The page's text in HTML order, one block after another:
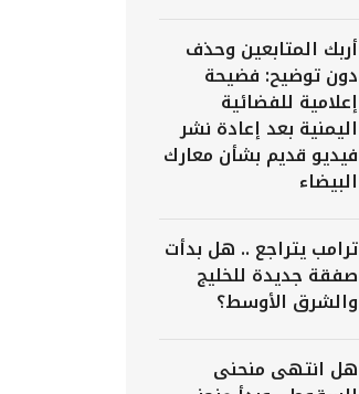
أربك المتابعين وحذف
دون توضيح: فضيحة
إعلامية للفضائية
اليمنية بعد إعادة نشر
فيديو قديم بشأن معارك
البيضاء
ترامب يتراجع .. هل بدأت
صفقة جديدة للخليج
والشرق الأوسط؟
هل انتهى منحنى